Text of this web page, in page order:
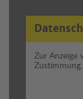
Zur Anzeige
Zustimmung.